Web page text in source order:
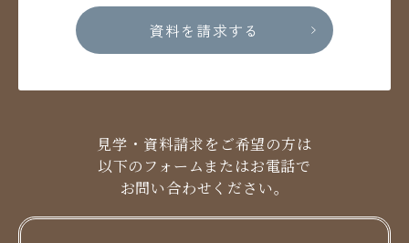
資料を請求する
見学・資料請求をご希望の方は
以下のフォームまたはお電話で
お問い合わせください。